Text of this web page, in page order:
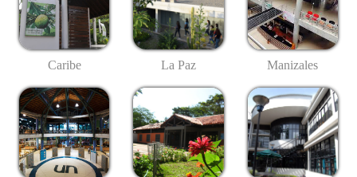
Caribe La Paz Manizales